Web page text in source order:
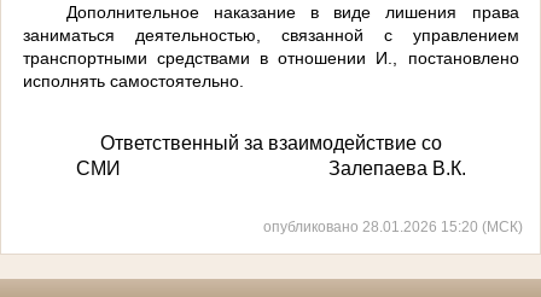
Дополнительное наказание в виде лишения права
заниматься деятельностью, связанной с управлением
транспортными средствами в отношении И., постановлено
исполнять самостоятельно.
Ответственный за взаимодействие со
СМИ Залепаева В.К.
опубликовано 28.01.2026 15:20 (МСК)